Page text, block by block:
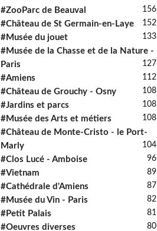
#ZooParc de Beauval 156
#Château de St Germain-en-Laye 152
#Musée du jouet 133
#Musée de la Chasse et de la Nature -
Paris
127
#Amiens 112
#Château de Grouchy - Osny 108
#Jardins et parcs 108
#Musée des Arts et métiers 108
#Château de Monte-Cristo - le Port-
Marly
104
#Clos Lucé - Amboise 96
#Vietnam 89
#Cathédrale d'Amiens 87
#Musée du Vin - Paris 82
#Petit Palais 81
#Oeuvres diverses 80